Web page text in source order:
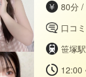
80分 /
口コ
笹塚
12:00